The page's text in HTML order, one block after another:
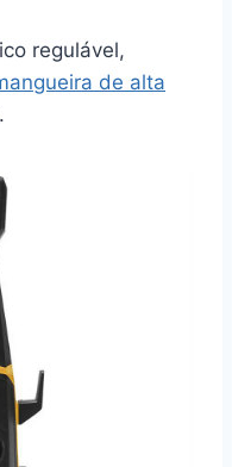
regulável,
de alta